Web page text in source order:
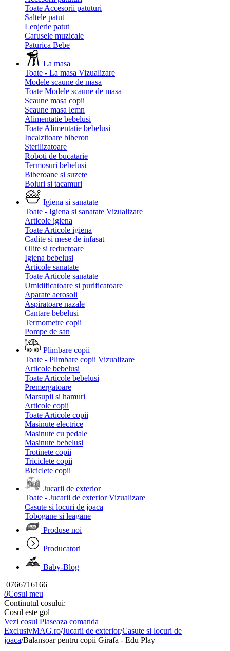
Toate Accesorii patuturi
Saltele patut
Lenjerie patut
Carusele muzicale
Paturica Bebe
La masa
Toate - La masa Vizualizare
Modele scaune de masa
Toate Modele scaune de masa
Scaune masa copii
Scaune masa lemn
Alimentatie bebelusi
Toate Alimentatie bebelusi
Incalzitoare biberon
Sterilizatoare
Roboti de bucatarie
Termosuri bebelusi
Biberoane si suzete
Boluri si tacamuri
Igiena si sanatate
Toate - Igiena si sanatate Vizualizare
Articole igiena
Toate Articole igiena
Cadite si mese de infasat
Olite si reductoare
Igiena bebelusi
Articole sanatate
Toate Articole sanatate
Umidificatoare si purificatoare
Aparate aerosoli
Aspiratoare nazale
Cantare bebelusi
Termometre copii
Pompe de san
Plimbare copii
Toate - Plimbare copii Vizualizare
Articole bebelusi
Toate Articole bebelusi
Premergatoare
Marsupii si hamuri
Articole copii
Toate Articole copii
Masinute electrice
Masinute cu pedale
Masinute bebelusi
Trotinete copii
Triciclete copii
Biciclete copii
Jucarii de exterior
Toate - Jucarii de exterior Vizualizare
Casute si locuri de joaca
Tobogane si leagane
Produse noi
Producatori
Baby-Blog
0766716166
0Cosul meu
Continutul cosului:
Cosul este gol
Vezi cosul Plaseaza comanda
ExclusivMAG.ro/Jucarii de exterior/Casute si locuri de
joaca/Balansoar pentru copii Girafa - Edu Play